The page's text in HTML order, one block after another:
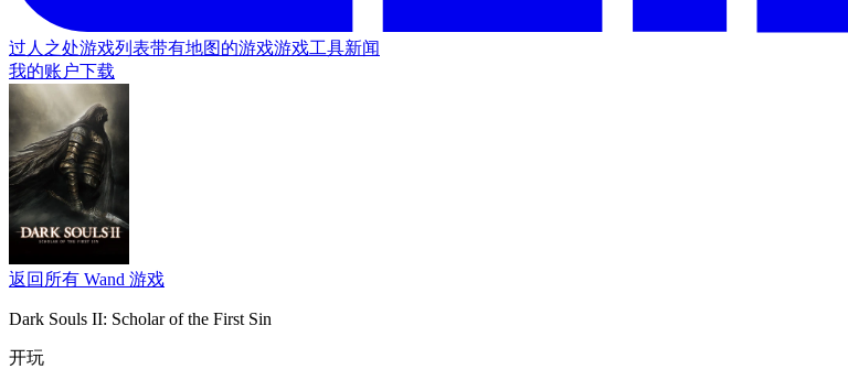
过人之处游戏列表带有地图的游戏游戏工具新闻
我的账户下载
返回所有 Wand 游戏
Dark Souls II: Scholar of the First Sin
开玩